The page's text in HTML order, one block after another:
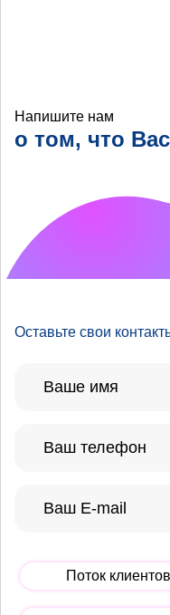
Напишите нам
о том, что
Оставьте свои
Поток клиентов